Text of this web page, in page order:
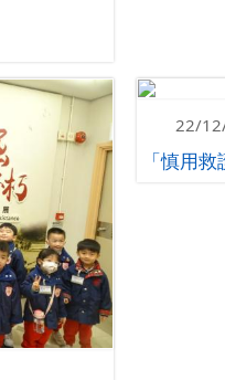
22/
「慎用